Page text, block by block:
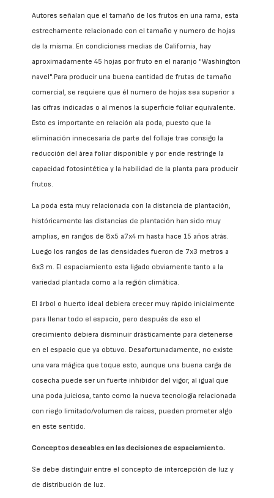
Autores señalan que el tamaño de los frutos en una rama, esta
estrechamente relacionado con el tamaño y numero de hojas
de la misma. En condiciones medias de California, hay
aproximadamente 45 hojas por fruto en el naranjo "Washington
navel".Para producir una buena cantidad de frutas de tamaño
comercial, se requiere que él numero de hojas sea superior a
las cifras indicadas o al menos la superficie foliar equivalente.
Esto es importante en relación ala poda, puesto que la
eliminación innecesaria de parte del follaje trae consigo la
reducción del área foliar disponible y por ende restringe la
capacidad fotosintética y la habilidad de la planta para producir
frutos.
La poda esta muy relacionada con la distancia de plantación,
históricamente las distancias de plantación han sido muy
amplias, en rangos de 8x5 a7x4 m hasta hace 15 años atrás.
Luego los rangos de las densidades fueron de 7x3 metros a
6x3 m. El espaciamiento esta ligado obviamente tanto a la
variedad plantada como a la región climática.
El árbol o huerto ideal debiera crecer muy rápido inicialmente
para llenar todo el espacio, pero después de eso el
crecimiento debiera disminuir drásticamente para detenerse
en el espacio que ya obtuvo. Desafortunadamente, no existe
una vara mágica que toque esto, aunque una buena carga de
cosecha puede ser un fuerte inhibidor del vigor, al igual que
una poda juiciosa, tanto como la nueva tecnología relacionada
con riego limitado/volumen de raíces, pueden prometer algo
en este sentido.
Conceptos deseables en las decisiones de espaciamiento.
Se debe distinguir entre el concepto de intercepción de luz y
de distribución de luz.